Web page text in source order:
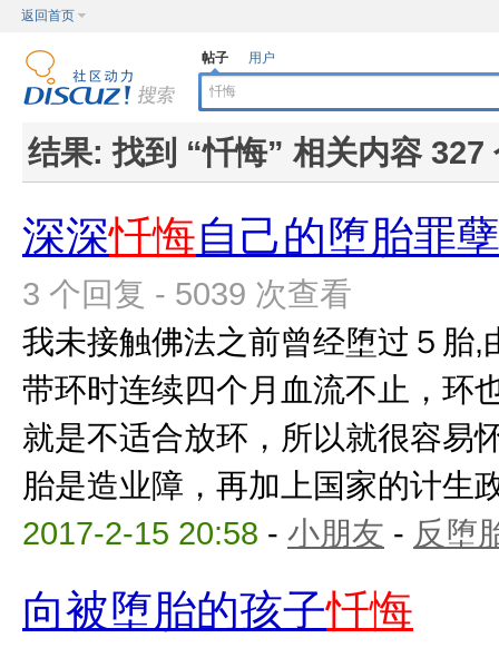
返回首页
帖子 用户
结果:找到 “忏悔” 相关内容 327
深深忏悔自己的堕胎罪孽
3 个回复 - 5039 次查看
我未接触佛法之前曾经堕过５胎,
带环时连续四个月血流不止，环
就是不适合放环，所以就很容易
胎是造业障，再加上国家的计生
2017-2-15 20:58 - 小朋友 - 反堕
向被堕胎的孩子忏悔